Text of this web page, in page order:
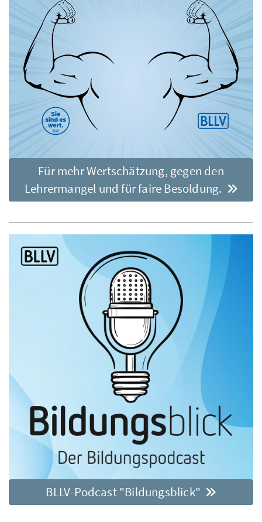
Für mehr Wertschätzung, gegen den
Lehrermangel und für faire Besoldung.
BLLV-Podcast "Bildungsblick"